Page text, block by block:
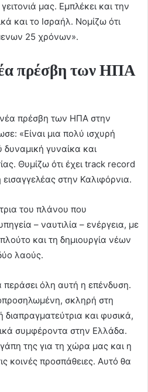
μας. Εμπλέκει και την
και το Ισραήλ. Νομίζω ότι
25 χρόνων».
πρέσβη των ΗΠΑ
πρέσβη των ΗΠΑ στην
«Είναι μια πολύ ισχυρή
γυναίκα και
Θυμίζω ότι έχει track record
στην Καλιφόρνια.
του πλάνου που
– ναυτιλία – ενέργεια, με
και τη δημιουργία νέων
λαούς.
όλη αυτή η επένδυση.
σκληρή στη
διαπραγματεύτρια και φυσικά,
συμφέροντα στην Ελλάδα.
της για τη χώρα μας και η
κοινές προσπάθειες. Αυτό θα